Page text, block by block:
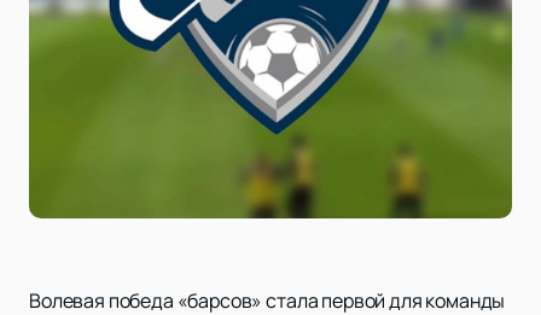
Волевая победа «барсов» стала первой для команды